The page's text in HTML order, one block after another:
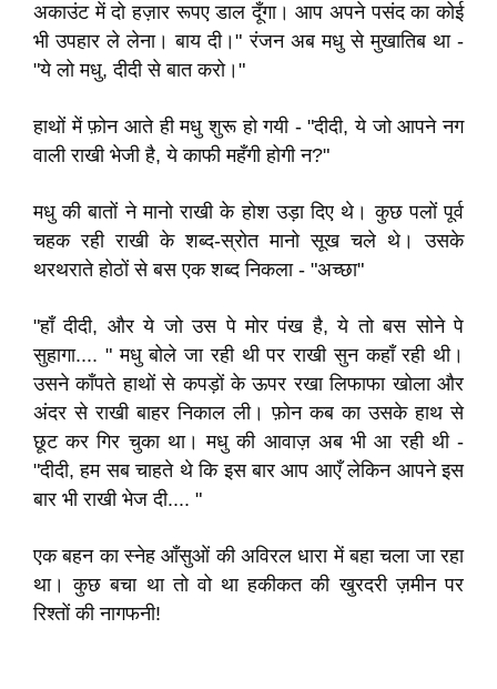
अकाउंट में दो हज़ार रूपए डाल दूँगा। आप अपने पसंद का कोई
भी उपहार ले लेना। बाय दी।" रंजन अब मधु से मुखातिब था -
"ये लो मधु, दीदी से बात करो।"
हाथों में फ़ोन आते ही मधु शुरू हो गयी - "दीदी, ये जो आपने नग
वाली राखी भेजी है, ये काफी महँगी होगी न?"
मधु की बातों ने मानो राखी के होश उड़ा दिए थे। कुछ पलों पूर्व
चहक रही राखी के शब्द-स्रोत मानो सूख चले थे। उसके
थरथराते होठों से बस एक शब्द निकला - "अच्छा"
"हाँ दीदी, और ये जो उस पे मोर पंख है, ये तो बस सोने पे
सुहागा.... " मधु बोले जा रही थी पर राखी सुन कहाँ रही थी।
उसने काँपते हाथों से कपड़ों के ऊपर रखा लिफाफा खोला और
अंदर से राखी बाहर निकाल ली। फ़ोन कब का उसके हाथ से
छूट कर गिर चुका था। मधु की आवाज़ अब भी आ रही थी -
"दीदी, हम सब चाहते थे कि इस बार आप आएँ लेकिन आपने इस
बार भी राखी भेज दी.... "
एक बहन का स्नेह आँसुओं की अविरल धारा में बहा चला जा रहा
था। कुछ बचा था तो वो था हकीकत की खुरदरी ज़मीन पर
रिश्तों की नागफनी!